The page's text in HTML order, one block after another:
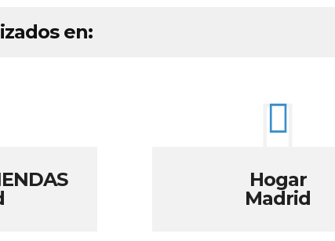
en:
Hogar
Madrid